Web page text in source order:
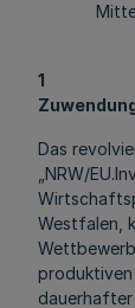
1
Das
„NRW/
Westfalen,